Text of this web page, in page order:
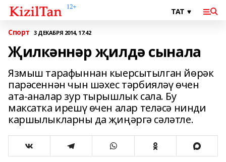
Спорт 3 ДЕКАБРЯ 2014, 17:42
Җилкәннәр җилдә сынала
Язмыш тарафыннан кыерсытылган йөрәк
парәсеннән чын шәхес тәр­бияләү өчен
ата-аналар зур тырыш­лык сала. Бу
максатка ирешү өчен алар теләсә нинди
каршылыкларны да җиңәргә сәләтле.